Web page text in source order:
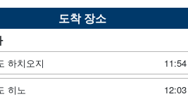
도착 장소
하치오지
11:54
히노
12:03